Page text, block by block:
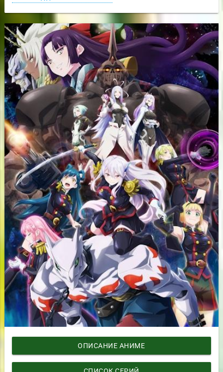
ОПИСАНИЕ АНИМЕ